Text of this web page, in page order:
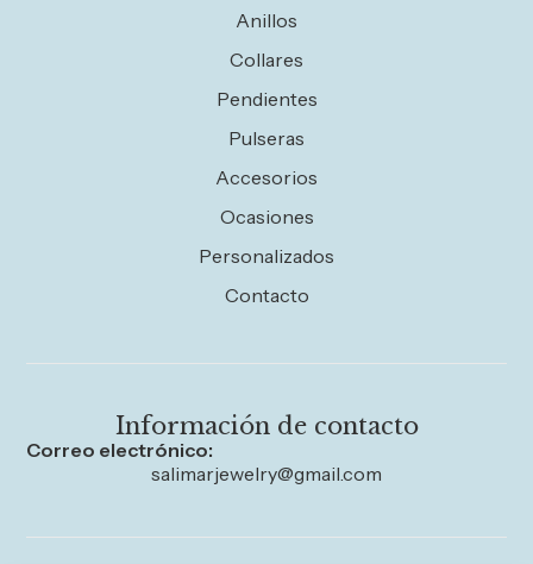
Anillos
Collares
Pendientes
Pulseras
Accesorios
Ocasiones
Personalizados
Contacto
Información de contacto
Correo electrónico:
salimarjewelry@gmail.com